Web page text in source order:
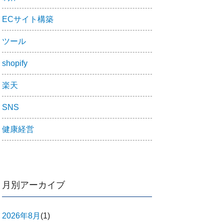
ECサイト構築
ツール
shopify
楽天
SNS
健康経営
月別アーカイブ
2026年8月 (1)